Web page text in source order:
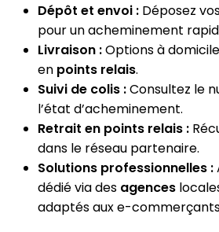
Dépôt et envoi : Déposez
pour un acheminement
Livraison :Options à
en points relais.
Suivi de colis :Consultez le
l’état d’acheminement.
Retrait en points relais :
dans le réseau partenaire.
Solutions professionnelles :
dédié via des agences
adaptés aux e-